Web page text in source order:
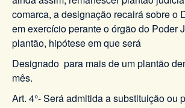
comarca, a designação recairá sobre o
em exercício perante o órgão do Poder
plantão, hipótese em que será
Designado para mais de um plantão
mês.
Art. 4°- Será admitida a substituição ou